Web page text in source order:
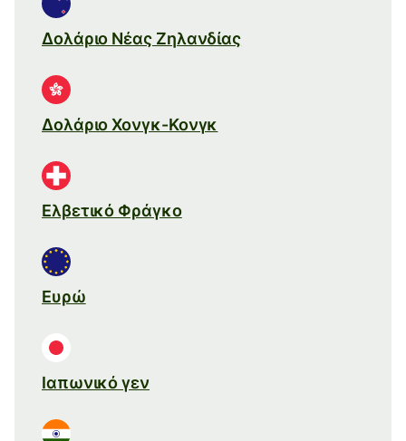
Δολάριο Νέας Ζηλανδίας
Δολάριο Χονγκ-Κονγκ
Ελβετικό Φράγκο
Ευρώ
Ιαπωνικό γεν